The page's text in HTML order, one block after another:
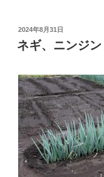
投
稿
日:
2024年8月31日
ネギ、ニンジン